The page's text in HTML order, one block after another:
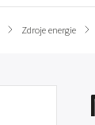
/ Zdroje energie /